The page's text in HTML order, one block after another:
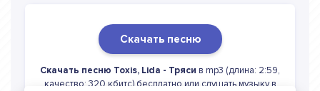
Скачать песню
Скачать песню Toxis, Lida - Тряси в mp3 (длина: 2:59,
качество: 320 кбитс) бесплатно или слушать музыку в